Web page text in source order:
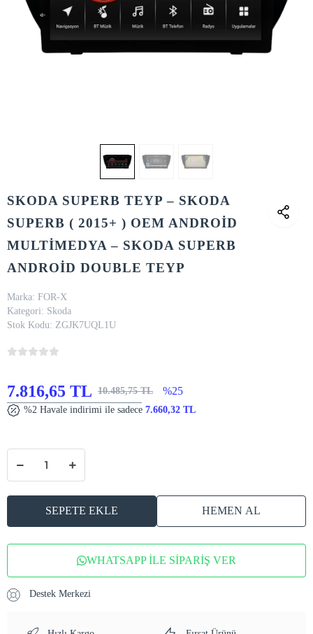
SKODA SUPERB TEYP – SKODA
SUPERB ( 2015+ ) OEM ANDROİD
MULTİMEDYA – SKODA SUPERB
ANDROİD DOUBLE TEYP
Marka: FOR-X
Kategori: Skoda
Stok Kodu: ZGJK7UQL1U
7.816,65 TL 10.485,75 TL %25
%2 Havale indirimi ile sadece 7.660,32 TL
SEPETE EKLE HEMEN AL
WHATSAPP İLE SİPARİŞ VER
Destek Merkezi